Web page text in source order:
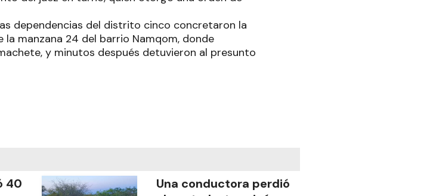
dependencias del distrito cinco concretaron la
la manzana 24 del barrio Namqom, donde
y minutos después detuvieron al presunto
40
Una conductora perdió